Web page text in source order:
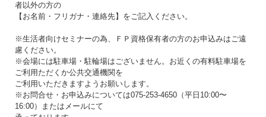
者以外の方の
【お名前・フリガナ・連絡先】をご記入ください。
※生活者向けセミナーの為、ＦＰ資格保有者の方のお申込みはご遠
慮ください。
※会場には駐車場・駐輪場はございません。お近くの有料駐車場を
ご利用ただくか公共交通機関を
ご利用いただきますようお願いします。
※お問合せ・お申込みについては075-253-4650（平日10:00〜
16:00）またはメールにて